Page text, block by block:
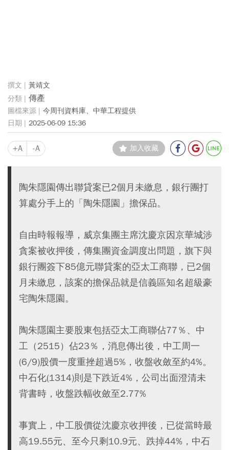
黃靖文
傳產
今周刊資料庫、中華工程提供
2025-06-09 15:36
+A -A 加入收藏
陶朱隱園傳出聯貸案已2個月未繳息，銀行團打
算處分手上的「陶朱隱園」擔保品。
自由時報報導，威京集團主席沈慶京因京華城涉
貪案被收押後，傳集團資金調度出問題，旗下與
銀行團簽下85億元聯貸案的亞太工商聯，已2個
月未繳息，該案的擔保品就是信義區知名超級豪
宅陶朱隱園。
陶朱隱園主要股東包括亞太工商聯佔77％、中
工（2515）佔23％，消息傳出後，中工周一
(6/9)股價一度重挫超過5%，收盤收斂至約4%。
中石化(1314)則是下跌近4%，公司出面澄清未
背書時，收盤跌幅收斂至2.77%
事實上，中工股價從沈慶京收押後，已從當時最
高19.55元、至今只剩10.9元、跌掉44%，中石